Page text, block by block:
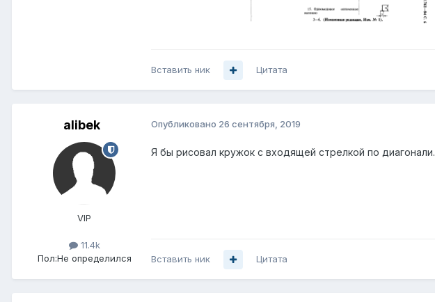
Вставить ник Цитата
alibek
VIP
11.4k
Пол:Не определился
Опубликовано 26 сентября, 2019
Я бы рисовал кружок с входящей стрелкой по диагонали.
Вставить ник Цитата